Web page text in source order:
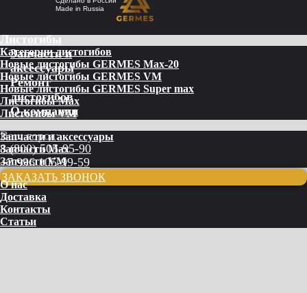
Made in Russia
Листогибы
Запчасти и
аксессуары
Ремонт
листогибов
О компании
Ваш город:
8 (800) 505-95-90
+7 996 105-99-59
ЗАКАЗАТЬ ЗВОНОК
Категории листогибов
Новые листогибы GERMES Max-20
Новые листогибы GERMES VM
Новые листогибы GERMES Super max
Листогибы Max
Листогибы VM
Запчасти и аксессуары
Запчасти Max
Запчасти VM
О нас
Доставка
Контакты
Статьи